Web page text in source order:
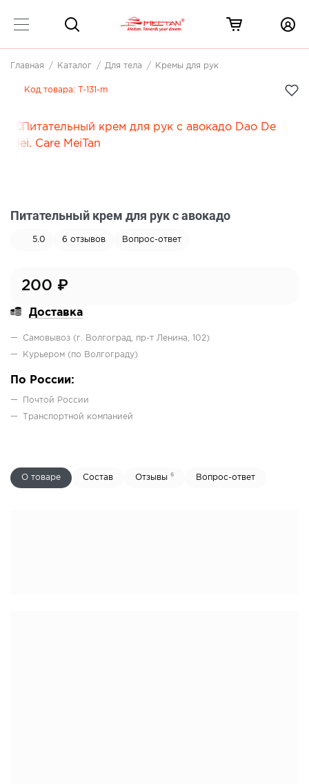
Главная Каталог Для тела Кремы для рук
Питательный крем для рук с авокадо
5.0 6 отзывов Вопрос-ответ
Код товара: T-131-m
200 ₽
Доставка
Самовывоз (г. Волгоград, пр-т Ленина, 102)
Курьером (по Волгограду)
По России:
Почтой России
Транcпортной компанией
О товаре Состав Отзывы 6 Вопрос-ответ